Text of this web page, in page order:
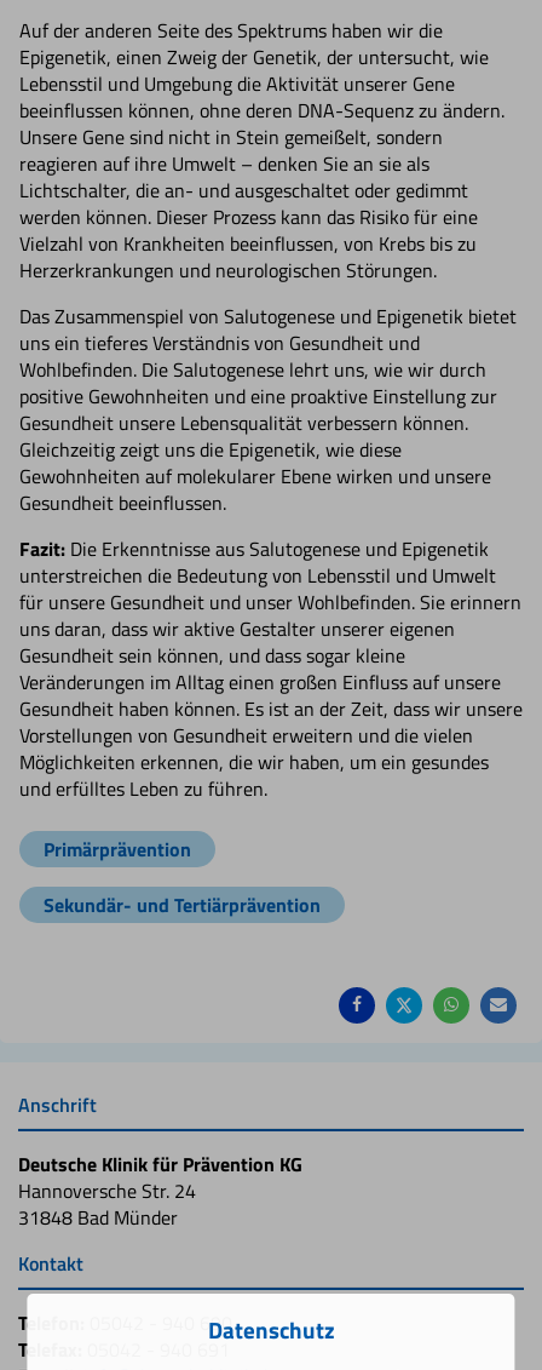
Auf der anderen Seite des Spektrums haben wir die
Epigenetik, einen Zweig der Genetik, der untersucht, wie
Lebensstil und Umgebung die Aktivität unserer Gene
beeinflussen können, ohne deren DNA-Sequenz zu ändern.
Unsere Gene sind nicht in Stein gemeißelt, sondern
reagieren auf ihre Umwelt – denken Sie an sie als
Lichtschalter, die an- und ausgeschaltet oder gedimmt
werden können. Dieser Prozess kann das Risiko für eine
Vielzahl von Krankheiten beeinflussen, von Krebs bis zu
Herzerkrankungen und neurologischen Störungen.
Das Zusammenspiel von Salutogenese und Epigenetik bietet
uns ein tieferes Verständnis von Gesundheit und
Wohlbefinden. Die Salutogenese lehrt uns, wie wir durch
positive Gewohnheiten und eine proaktive Einstellung zur
Gesundheit unsere Lebensqualität verbessern können.
Gleichzeitig zeigt uns die Epigenetik, wie diese
Gewohnheiten auf molekularer Ebene wirken und unsere
Gesundheit beeinflussen.
Fazit: Die Erkenntnisse aus Salutogenese und Epigenetik
unterstreichen die Bedeutung von Lebensstil und Umwelt
für unsere Gesundheit und unser Wohlbefinden. Sie erinnern
uns daran, dass wir aktive Gestalter unserer eigenen
Gesundheit sein können, und dass sogar kleine
Veränderungen im Alltag einen großen Einfluss auf unsere
Gesundheit haben können. Es ist an der Zeit, dass wir unsere
Vorstellungen von Gesundheit erweitern und die vielen
Möglichkeiten erkennen, die wir haben, um ein gesundes
und erfülltes Leben zu führen.
Primärprävention
Sekundär- und Tertiärprävention
teilen teilen teilen
Anschrift
Deutsche Klinik für Prävention KG
Hannoversche Str. 24
31848 Bad Münder
Kontakt
Telefon:
05042 - 940 690
Telefax:
05042 - 940 691
Datenschutz